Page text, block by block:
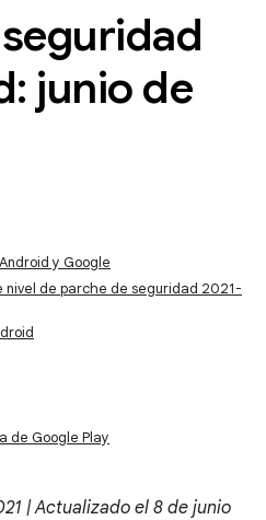
junio de
y Google
de parche de seguridad 2021-
de Google Play
| Actualizado el 8 de junio